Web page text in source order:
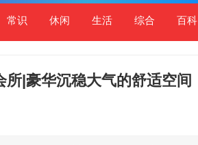
常识 休闲 生活 综合 百科
|豪华沉稳大气的舒适空间